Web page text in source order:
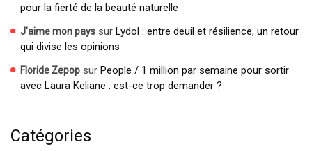
pour la fierté de la beauté naturelle
J'aime mon pays sur Lydol : entre deuil et résilience, un retour
qui divise les opinions
Floride Zepop sur People / 1 million par semaine pour sortir
avec Laura Keliane : est-ce trop demander ?
Catégories